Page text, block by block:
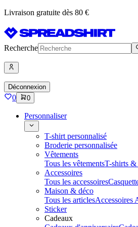
Livraison gratuite dès 80 €
Recherche
Déconnexion
0 0
Personnaliser
T-shirt personnalisé
Broderie personnalisée
Vêtements
Tous les vêtementsT-shirts &
Accessoires
Tous les accessoires
Maison & déco
Tous les articlesAccessoires
Sticker
Cadeaux